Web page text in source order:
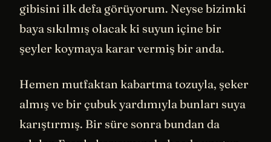
gibisini ilk defa görüyorum. Neyse bizimki
baya sıkılmış olacak ki suyun içine bir
şeyler koymaya karar vermiş bir anda.
Hemen mutfaktan kabartma tozuyla, şeker
almış ve bir çubuk yardımıyla bunları suya
karıştırmış. Bir süre sonra bundan da